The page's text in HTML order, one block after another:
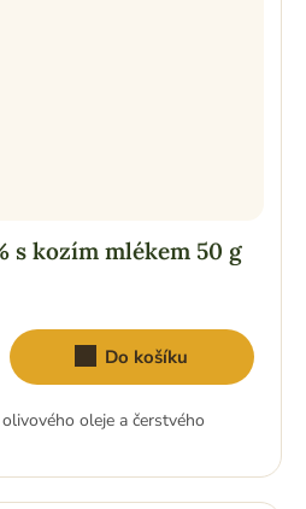
s kozím mlékem 50 g
Do košíku
oleje a čerstvého